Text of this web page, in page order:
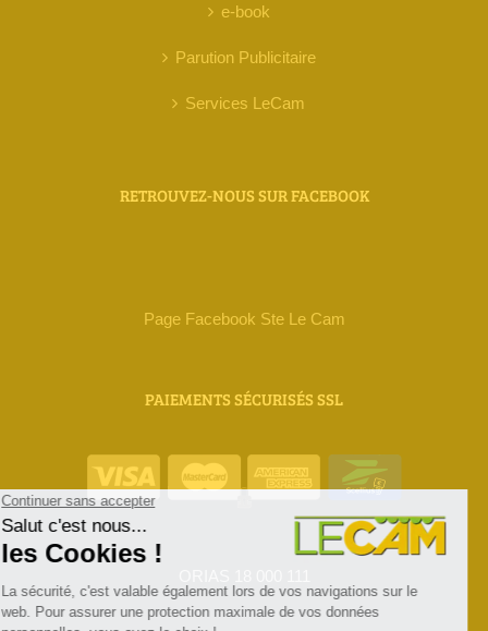
e-book
Parution Publicitaire
Services LeCam
RETROUVEZ-NOUS SUR FACEBOOK
Page Facebook Ste Le Cam
PAIEMENTS SÉCURISÉS SSL